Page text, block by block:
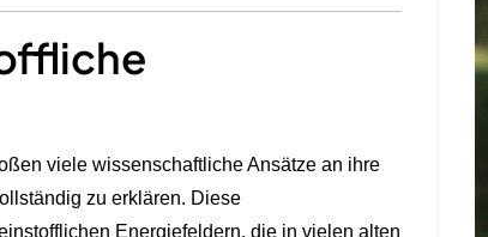
viele wissenschaftliche Ansätze an ihre
zu erklären. Diese
Energiefeldern, die in vielen alten